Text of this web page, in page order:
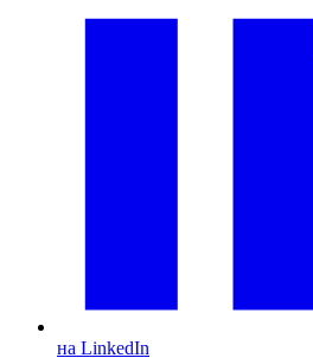
на LinkedIn